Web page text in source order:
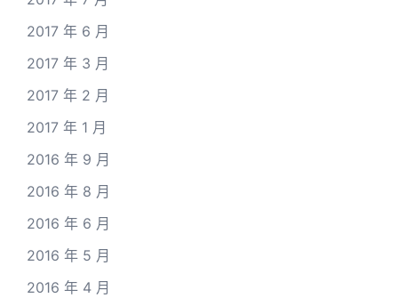
2017 年 6 月
2017 年 3 月
2017 年 2 月
2017 年 1 月
2016 年 9 月
2016 年 8 月
2016 年 6 月
2016 年 5 月
2016 年 4 月